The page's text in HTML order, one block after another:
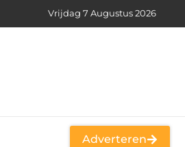
Vrijdag 7 Augustus 2026
Adverteren